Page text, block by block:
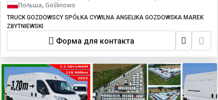
Польша, Goślinowo
TRUCK GOZDOWSCY SPÓŁKA CYWILNA ANGELIKA GOZDOWSKA MAREK
ZBYTNIEWSKI
Форма для контакта